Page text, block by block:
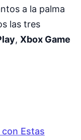
a la palma
las tres
, Xbox Game
Estas